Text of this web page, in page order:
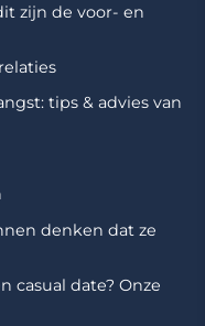
zijn de voor- en
tips & advies van
denken dat ze
casual date? Onze